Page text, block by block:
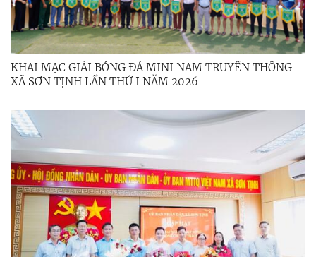
KHAI MẠC GIẢI BÓNG ĐÁ MINI NAM TRUYỀN THỐNG
XÃ SƠN TỊNH LẦN THỨ I NĂM 2026